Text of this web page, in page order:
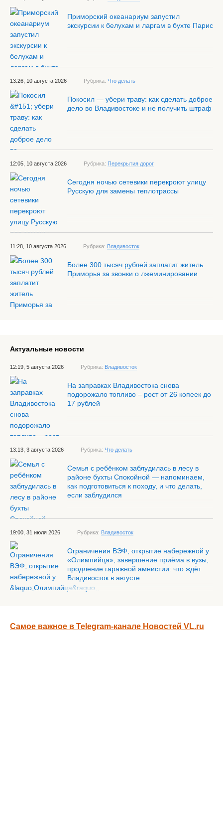
Приморский океанариум запустил
экскурсии к белухам и ларгам в бухте Парис
13:26, 10 августа 2026 Рубрика: Что делать
Покосил — убери траву: как сделать доброе
дело во Владивостоке и не получить штраф
12:05, 10 августа 2026 Рубрика: Перекрытия дорог
Сегодня ночью сетевики перекроют улицу
Русскую для замены теплотрассы
11:28, 10 августа 2026 Рубрика: Владивосток
Более 300 тысяч рублей заплатит житель
Приморья за звонки о лжеминировании
Актуальные новости
12:19, 5 августа 2026 Рубрика: Владивосток
На заправках Владивостока снова
подорожало топливо – рост от 26 копеек до
17 рублей
13:13, 3 августа 2026 Рубрика: Что делать
Семья с ребёнком заблудилась в лесу в
районе бухты Спокойной — напоминаем,
как подготовиться к походу, и что делать,
если заблудился
19:00, 31 июля 2026 Рубрика: Владивосток
Ограничения ВЭФ, открытие набережной у
«Олимпийца», завершение приёма в вузы,
продление гаражной амнистии: что ждёт
Владивосток в августе
Самое важное в Telegram-канале Новостей VL.ru